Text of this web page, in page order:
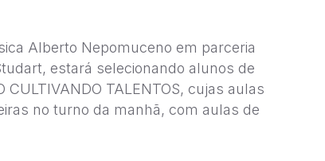
Alberto Nepomuceno em parceria
estará selecionando alunos de
CULTIVANDO TALENTOS, cujas aulas
no turno da manhã, com aulas de